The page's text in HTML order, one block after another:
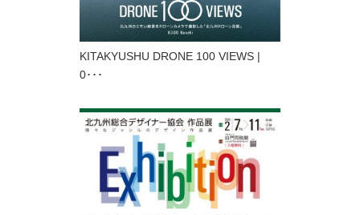
KITAKYUSHU DRONE 100 VIEWS |
0･･･